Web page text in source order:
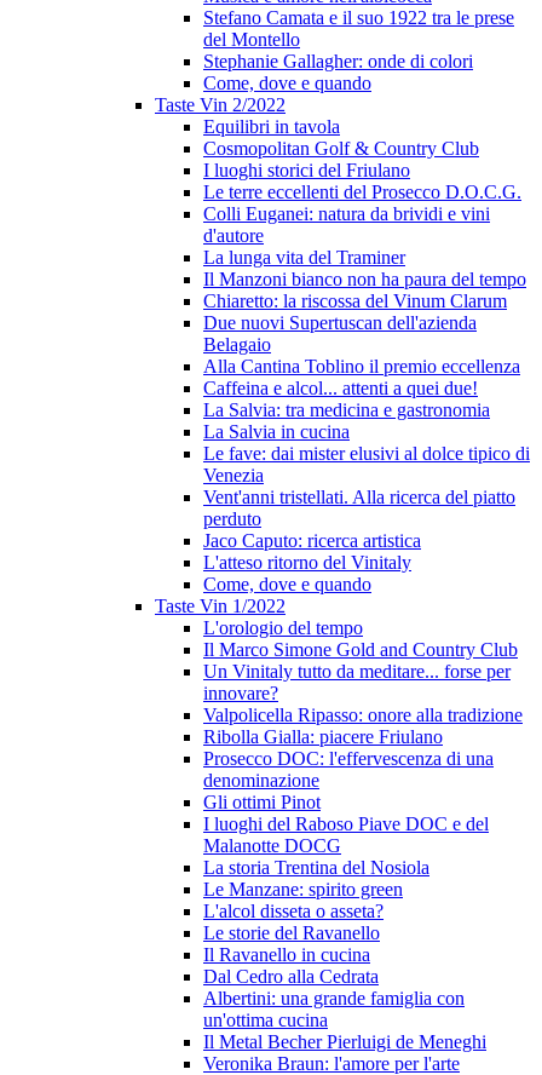
Stefano Camata e il suo 1922 tra le prese
del Montello
Stephanie Gallagher: onde di colori
Come, dove e quando
Taste Vin 2/2022
Equilibri in tavola
Cosmopolitan Golf & Country Club
I luoghi storici del Friulano
Le terre eccellenti del Prosecco D.O.C.G.
Colli Euganei: natura da brividi e vini
d'autore
La lunga vita del Traminer
Il Manzoni bianco non ha paura del tempo
Chiaretto: la riscossa del Vinum Clarum
Due nuovi Supertuscan dell'azienda
Belagaio
Alla Cantina Toblino il premio eccellenza
Caffeina e alcol... attenti a quei due!
La Salvia: tra medicina e gastronomia
La Salvia in cucina
Le fave: dai mister elusivi al dolce tipico di
Venezia
Vent'anni tristellati. Alla ricerca del piatto
perduto
Jaco Caputo: ricerca artistica
L'atteso ritorno del Vinitaly
Come, dove e quando
Taste Vin 1/2022
L'orologio del tempo
Il Marco Simone Gold and Country Club
Un Vinitaly tutto da meditare... forse per
innovare?
Valpolicella Ripasso: onore alla tradizione
Ribolla Gialla: piacere Friulano
Prosecco DOC: l'effervescenza di una
denominazione
Gli ottimi Pinot
I luoghi del Raboso Piave DOC e del
Malanotte DOCG
La storia Trentina del Nosiola
Le Manzane: spirito green
L'alcol disseta o asseta?
Le storie del Ravanello
Il Ravanello in cucina
Dal Cedro alla Cedrata
Albertini: una grande famiglia con
un'ottima cucina
Il Metal Becher Pierluigi de Meneghi
Veronika Braun: l'amore per l'arte